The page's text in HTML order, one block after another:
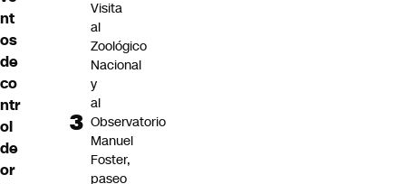
nt
os
de
co
ntr
ol
de
or
Visita
al
Zoológico
Nacional
y
al
Observatorio
Manuel
Foster,
paseo